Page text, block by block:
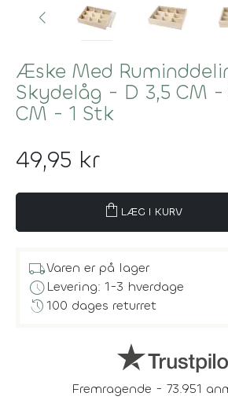
Æske Med
Skydelåg - D 3,5 CM -
CM - 1 Stk
49,95 kr
shopping_bag LÆG I KURV
local_shippingVaren er på lager
scheduleLevering: 1-3 hverdage
history100 dages returret
Fremragende - 73.951